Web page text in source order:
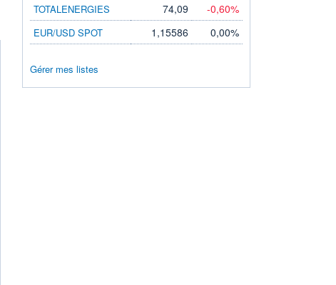
TOTALENERGIES 74,09 -0,60%
EUR/USD SPOT 1,15586 0,00%
Gérer mes listes